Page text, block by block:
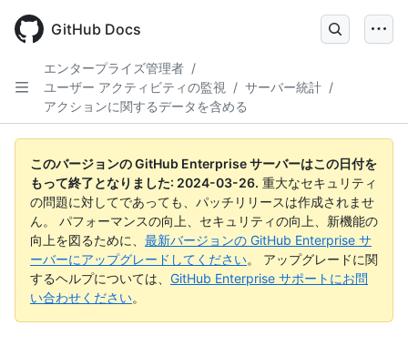
main
GitHub Docs
エンタープライズ管理者 /
ユーザー アクティビティの監視
/ サーバー統計 /
アクションに関するデータを含める
このバージョンの GitHub Enterprise サーバーはこの日付を
もって終了となりました: 2024-03-26. 重大なセキュリティ
の問題に対してであっても、パッチリリースは作成されませ
ん。 パフォーマンスの向上、セキュリティの向上、新機能の
向上を図るために、 最新バージョンの GitHub Enterprise サ
ーバーにアップグレードしてください。 アップグレードに関
するヘルプについては、 GitHub Enterprise サポートにお問
い合わせください。